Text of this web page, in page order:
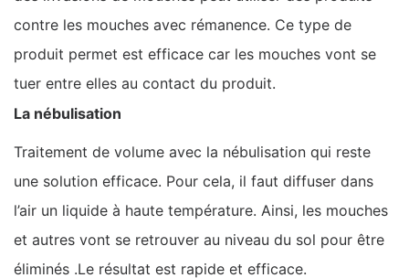
contre les mouches avec rémanence. Ce type de
produit permet est efficace car les mouches vont se
tuer entre elles au contact du produit.
La nébulisation
Traitement de volume avec la nébulisation qui reste
une solution efficace. Pour cela, il faut diffuser dans
l’air un liquide à haute température. Ainsi, les mouches
et autres vont se retrouver au niveau du sol pour être
éliminés .Le résultat est rapide et efficace.